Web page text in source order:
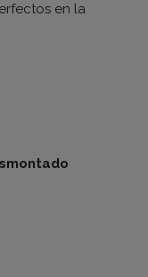
en la